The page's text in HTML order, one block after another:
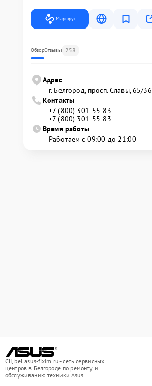
Маршрут
ОбзорОтзывы 258
Адрес
г. Белгород, просп. Славы, 65/36
Контакты
+7 (800) 301-55-83
+7 (800) 301-55-83
Время работы
Работаем с 09:00 до 21:00
СЦ bel.asus-fixim.ru - сеть сервисных
центров в Белгороде по ремонту и
обслуживанию техники Asus